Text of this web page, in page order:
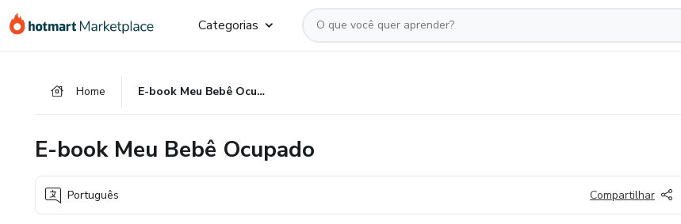
para
para
para
Categorias
Home E-book Meu Bebê Ocupado
E-book Meu Bebê Ocupado
Português Compartilhar